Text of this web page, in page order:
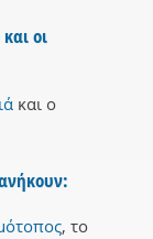
οι
και ο
, το